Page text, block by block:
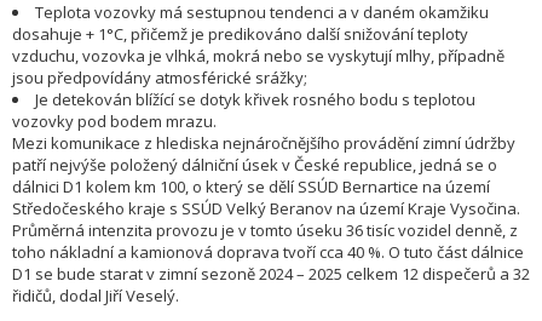
Teplota vozovky má sestupnou tendenci a v daném okamžiku
dosahuje + 1°C, přičemž je predikováno další snižování teploty
vzduchu, vozovka je vlhká, mokrá nebo se vyskytují mlhy, případně
jsou předpovídány atmosférické srážky;
Je detekován blížící se dotyk křivek rosného bodu s teplotou
vozovky pod bodem mrazu.
Mezi komunikace z hlediska nejnáročnějšího provádění zimní údržby
patří nejvýše položený dálniční úsek v České republice, jedná se o
dálnici D1 kolem km 100, o který se dělí SSÚD Bernartice na území
Středočeského kraje s SSÚD Velký Beranov na území Kraje Vysočina.
Průměrná intenzita provozu je v tomto úseku 36 tisíc vozidel denně, z
toho nákladní a kamionová doprava tvoří cca 40 %. O tuto část dálnice
D1 se bude starat v zimní sezoně 2024 – 2025 celkem 12 dispečerů a 32
řidičů, dodal Jiří Veselý.